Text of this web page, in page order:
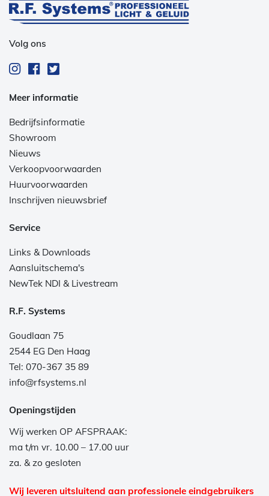
Volg ons
Meer informatie
Bedrijfsinformatie
Showroom
Nieuws
Verkoopvoorwaarden
Huurvoorwaarden
Inschrijven nieuwsbrief
Service
Links & Downloads
Aansluitschema's
NewTek NDI & Livestream
R.F. Systems
Goudlaan 75
2544 EG Den Haag
Tel: 070-367 35 89
info@rfsystems.nl
Openingstijden
Wij werken OP AFSPRAAK:
ma t/m vr. 10.00 – 17.00 uur
za. & zo gesloten
Wij leveren uitsluitend aan professionele eindgebruikers